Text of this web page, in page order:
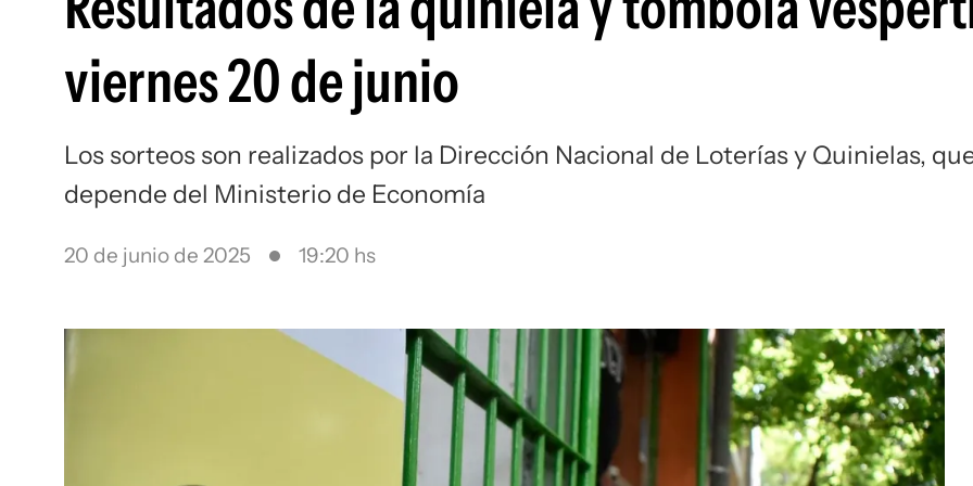
viernes 20 de junio
Los sorteos son realizados por la Dirección Nacional de Loterías y Quinielas,
depende del Ministerio de Economía
20 de junio de 2025 19:20 hs